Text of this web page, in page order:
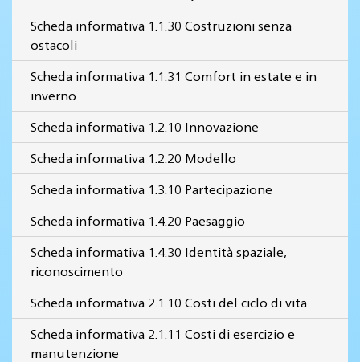
Scheda informativa 1.1.30 Costruzioni senza
ostacoli
Scheda informativa 1.1.31 Comfort in estate e in
inverno
Scheda informativa 1.2.10 Innovazione
Scheda informativa 1.2.20 Modello
Scheda informativa 1.3.10 Partecipazione
Scheda informativa 1.4.20 Paesaggio
Scheda informativa 1.4.30 Identità spaziale,
riconoscimento
Scheda informativa 2.1.10 Costi del ciclo di vita
Scheda informativa 2.1.11 Costi di esercizio e
manutenzione